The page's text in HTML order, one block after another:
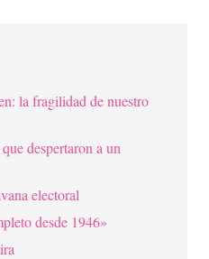
la fragilidad de nuestro
despertaron a un
electoral
desde 1946»